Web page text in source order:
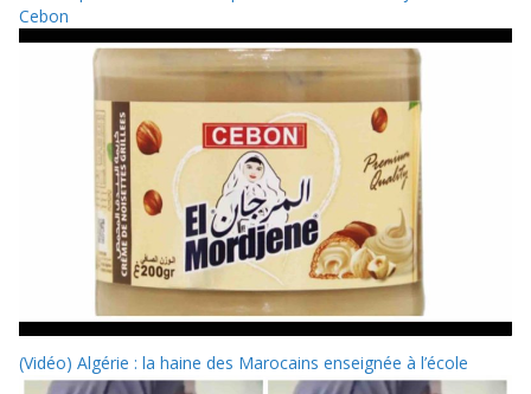
Cebon
(Vidéo) Algérie : la haine des Marocains enseignée à l’école